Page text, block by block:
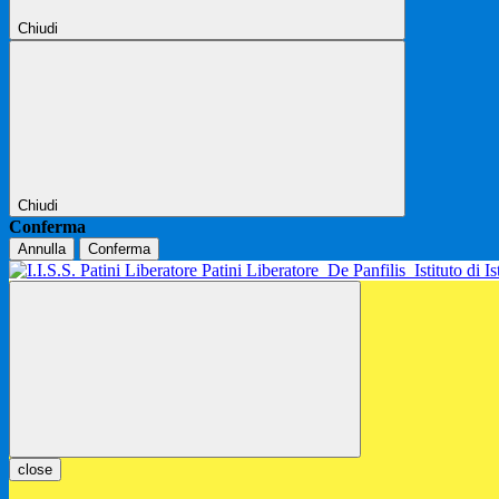
Chiudi
Chiudi
Conferma
Annulla Conferma
Patini Liberatore De Panfilis Istituto di
close